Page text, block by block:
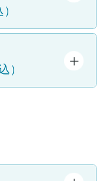
）